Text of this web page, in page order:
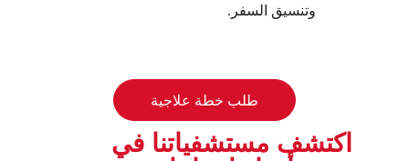
وتنسيق السفر.
طلب خطة علاجية
اكتشف مستشفياتنا في